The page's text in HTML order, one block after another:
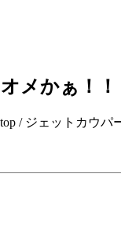
メかぁ！！
/ ジェットカウパ